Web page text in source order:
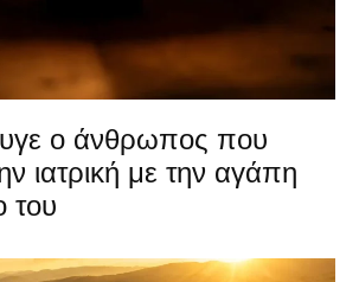
ο άνθρωπος που
ιατρική με την αγάπη
του